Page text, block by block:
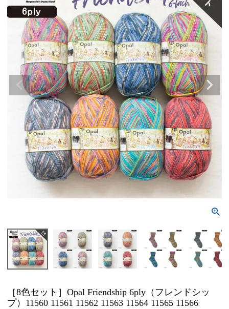
［8色セット］Opal Friendship 6ply（フレンドシッ
プ）11560 11561 11562 11563 11564 11565 11566